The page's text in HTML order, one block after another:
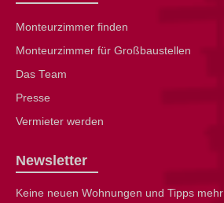
Monteurzimmer finden
Monteurzimmer für Großbaustellen
Das Team
Presse
Vermieter werden
Newsletter
Keine neuen Wohnungen und Tipps mehr